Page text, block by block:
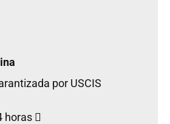
por USCIS
horas